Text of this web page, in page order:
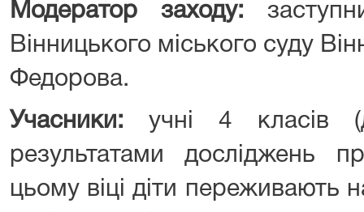
Модератор заходу:
Вінницького міського суду
Федорова.
Учасники: учні 4 класів
результатами досліджень
цьому віці діти переживають